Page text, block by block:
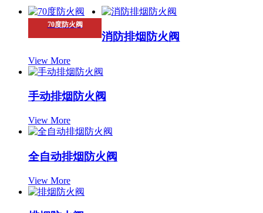
70度防火阀
消防排烟防火阀
View More
手动排烟防火阀
View More
全自动排烟防火阀
View More